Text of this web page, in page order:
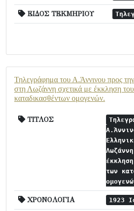
ΕΙΔΟΣ ΤΕΚΜΗΡΙΟΥ
Τηλεγράφημα του Α.Άννινου προς
στη Λωζάννη σχετικά με έκκληση
καταδικασθέντων ομογενών.
ΤΙΤΛΟΣ
των
ΧΡΟΝΟΛΟΓΙΑ 1923